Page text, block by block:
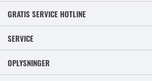
GRATIS SERVICE HOTLINE
SERVICE
OPLYSNINGER